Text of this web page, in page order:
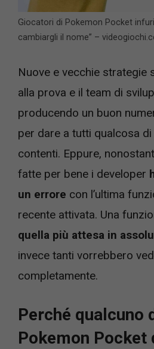
Giocatori di Pokemon Pocket
cambiargli il nome” –
Nuove e vecchie strategie
alla prova e il team di
producendo un buon
per dare a tutti qualcosa
contenti. Eppure,
fatte per bene i developer
un errore con l’ultima
recente attivata. Una
quella più attesa in
invece tanti vorrebbero
completamente.
Perché qualcuno
Pokemon Pocket